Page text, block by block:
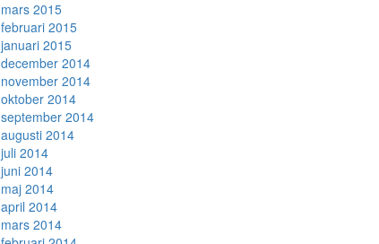
mars 2015
februari 2015
januari 2015
december 2014
november 2014
oktober 2014
september 2014
augusti 2014
juli 2014
juni 2014
maj 2014
april 2014
mars 2014